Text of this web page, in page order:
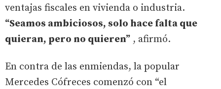
ventajas fiscales en vivienda o industria.
“Seamos ambiciosos, solo hace falta que
quieran, pero no quieren” , afirmó.
En contra de las enmiendas, la popular
Mercedes Cófreces comenzó con “el